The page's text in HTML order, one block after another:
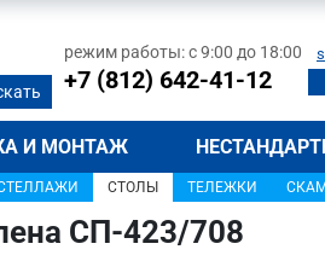
режим работы: с 9:00 до 18:00
+7 (812) 642-41-12
И МОНТАЖ
СТОЛЫ ТЕЛЕЖКИ
СП-423/708